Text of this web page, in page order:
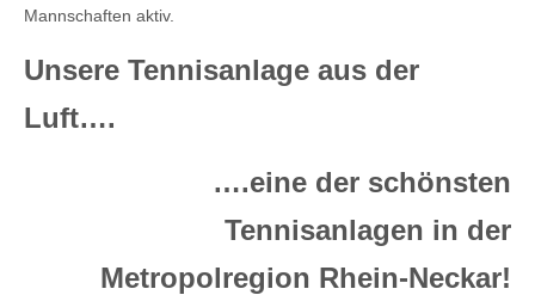
Mannschaften aktiv.
Unsere Tennisanlage aus der
Luft….
….eine der schönsten
Tennisanlagen in der
Metropolregion Rhein-Neckar!